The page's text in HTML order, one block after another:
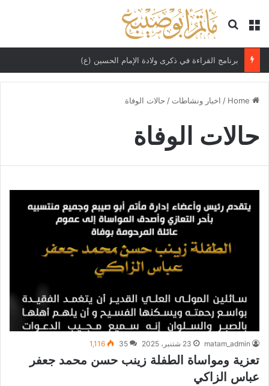
Menu
Search for
برنامج القراءة في ذكرى ولادة الإمام الحسين (ع)
/ اخبار ونشاطات / حالات الوفاة
حالات الوفاة
matam_admin 23 شتنبر، 2025 35
1,116
تعزية ومواساة الطفلة زينب حسن محمد جعفر
عباس الزاكي